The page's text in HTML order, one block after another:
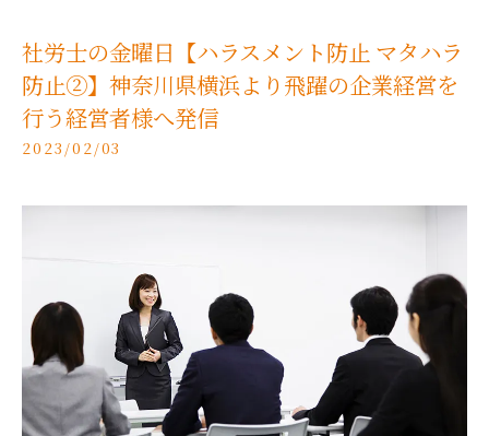
社労士の金曜日【ハラスメント防止 マタハラ
防止②】神奈川県横浜より飛躍の企業経営を
行う経営者様へ発信
2023/02/03